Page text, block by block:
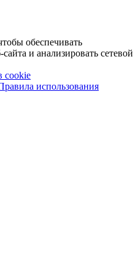
обеспечивать
и анализировать сетевой
cookie
использования